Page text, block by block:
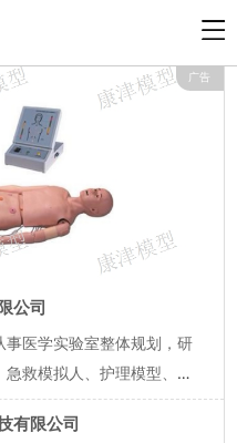
广告
公司
事医学实验室整体规划，研
救模拟人、护理模型、人
实验室装备。 公司立足于
上海市。研发中心及市内
有限公司